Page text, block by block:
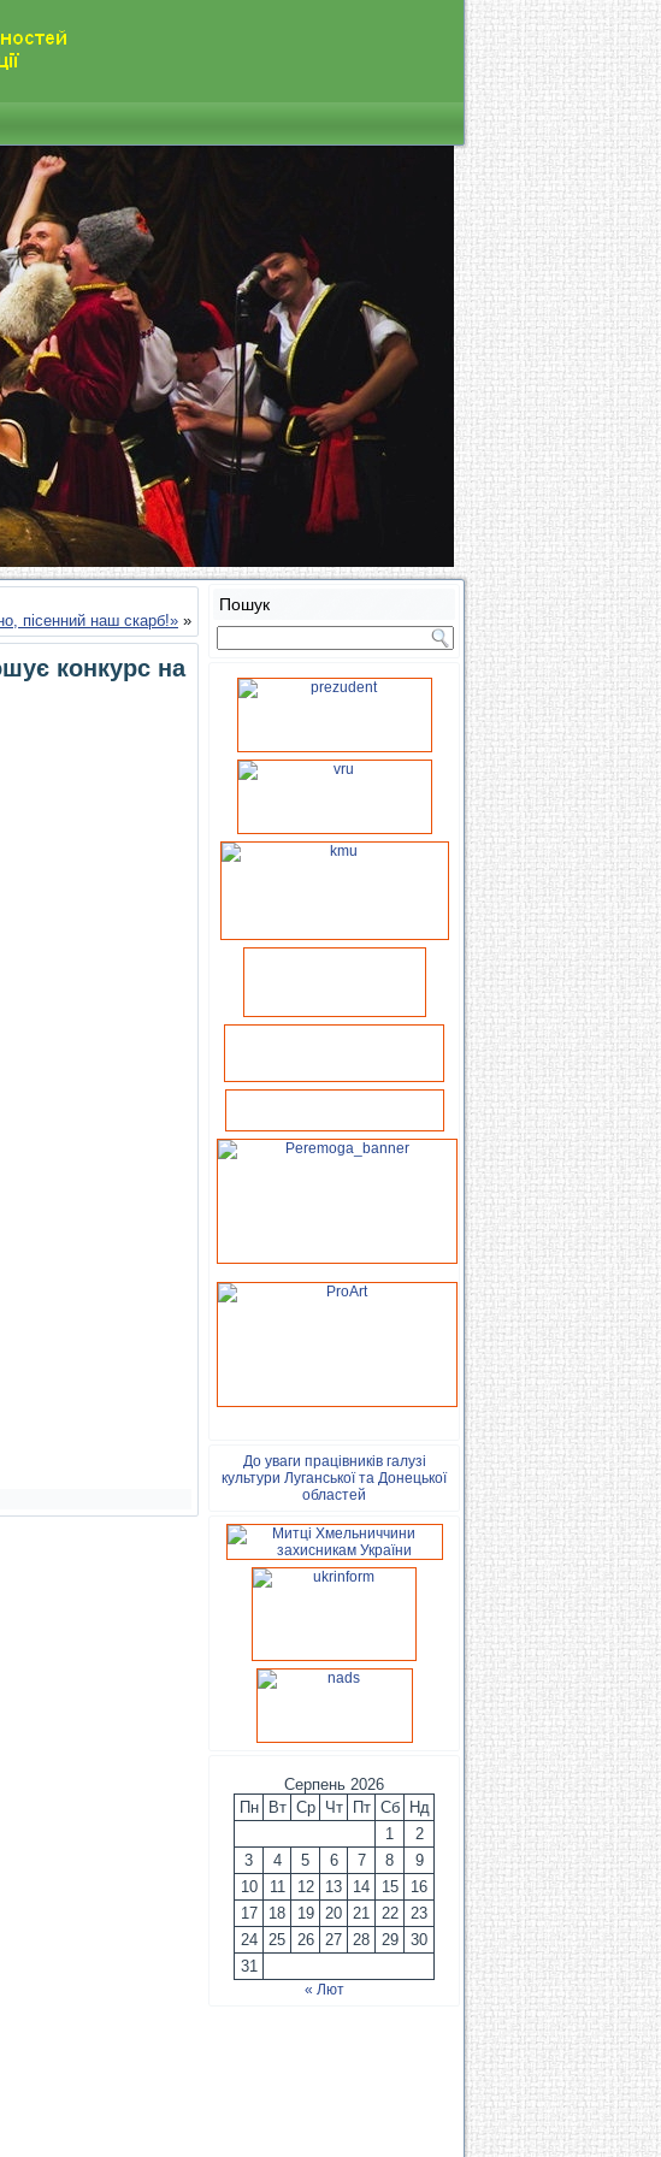
пісенний наш скарб!» »
конкурс на
Пошук
До уваги працівників галузі
культури Луганської та Донецької
областей
Серпень 2026
Пн
Вт Ср Чт Пт Сб
Нд
1
2
3
4 5 6 7 8
9
10
11 12 13 14 15
16
17
18 19 20 21 22
23
24
25 26 27 28 29
30
31
« Лют